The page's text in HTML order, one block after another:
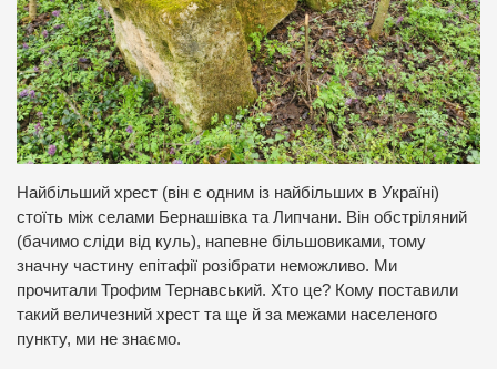
Найбільший хрест (він є одним із найбільших в Україні)
стоїть між селами Бернашівка та Липчани. Він обстріляний
(бачимо сліди від куль), напевне більшовиками, тому
значну частину епітафії розібрати неможливо. Ми
прочитали Трофим Тернавський. Хто це? Кому поставили
такий величезний хрест та ще й за межами населеного
пункту, ми не знаємо.